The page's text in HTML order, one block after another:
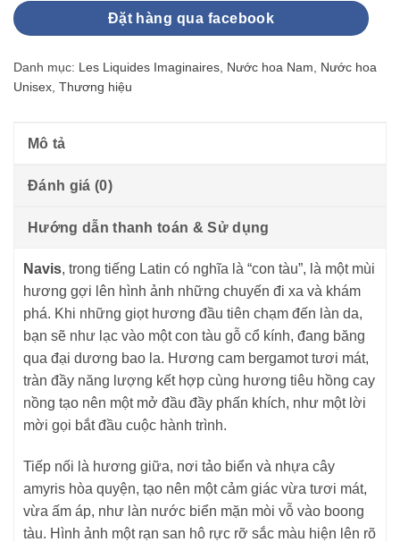
Đặt hàng qua facebook
Danh mục: Les Liquides Imaginaires Nước hoa Nam
Nước hoa
Unisex Thương hiệu
Mô tả
Đánh giá (0)
Hướng dẫn thanh toán & Sử dụng
Navis, trong tiếng Latin có nghĩa là “con tàu”, là một mùi
hương gợi lên hình ảnh những chuyến đi xa và khám
phá. Khi những giọt hương đầu tiên chạm đến làn da,
bạn sẽ như lạc vào một con tàu gỗ cổ kính, đang băng
qua đại dương bao la. Hương cam bergamot tươi mát,
tràn đầy năng lượng kết hợp cùng hương tiêu hồng cay
nồng tạo nên một mở đầu đầy phấn khích, như một lời
mời gọi bắt đầu cuộc hành trình.
Tiếp nối là hương giữa, nơi tảo biển và nhựa cây
amyris hòa quyện, tạo nên một cảm giác vừa tươi mát,
vừa ấm áp, như làn nước biển mặn mòi vỗ vào boong
tàu. Hình ảnh một rạn san hô rực rỡ sắc màu hiện lên rõ